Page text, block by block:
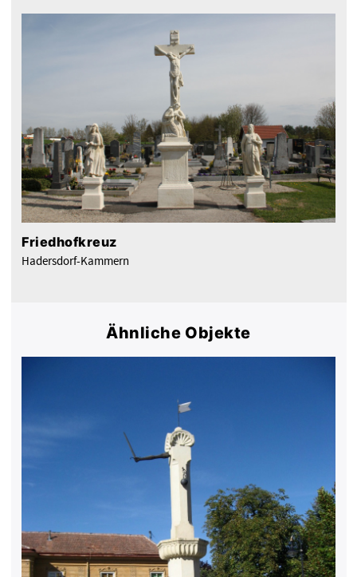
Friedhofkreuz
Hadersdorf-Kammern
Ähnliche Objekte